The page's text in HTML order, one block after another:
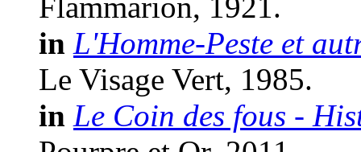
in L'Homme-Peste et
Le Visage Vert, 1985.
in Le Coin des fous -